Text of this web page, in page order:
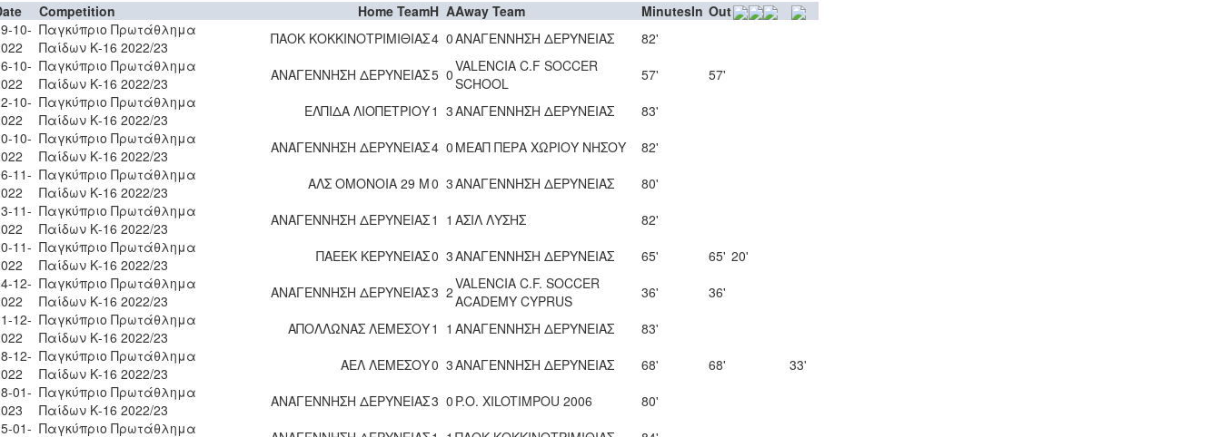
Competition Home TeamH AAway Team MinutesIn Out
10- Παγκύπριο Πρωτάθλημα
Παίδων Κ-16 2022/23
ΠΑΟΚ ΚΟΚΚΙΝΟΤΡΙΜΙΘΙΑΣ4 0ΑΝΑΓΕΝΝΗΣΗ ΔΕΡΥΝΕΙΑΣ
82'
10- Παγκύπριο Πρωτάθλημα
Παίδων Κ-16 2022/23
ΑΝΑΓΕΝΝΗΣΗ ΔΕΡΥΝΕΙΑΣ5 0VALENCIA C.F SOCCER
SCHOOL
57'
57'
10- Παγκύπριο Πρωτάθλημα
Παίδων Κ-16 2022/23
ΕΛΠΙΔΑ ΛΙΟΠΕΤΡΙΟΥ1 3ΑΝΑΓΕΝΝΗΣΗ ΔΕΡΥΝΕΙΑΣ
83'
10- Παγκύπριο Πρωτάθλημα
Παίδων Κ-16 2022/23
ΑΝΑΓΕΝΝΗΣΗ ΔΕΡΥΝΕΙΑΣ4 0 ΜΕΑΠ ΠΕΡΑ ΧΩΡΙΟΥ ΝΗΣΟΥ
82'
11- Παγκύπριο Πρωτάθλημα
Παίδων Κ-16 2022/23
ΑΛΣ ΟΜΟΝΟΙΑ 29 Μ0 3ΑΝΑΓΕΝΝΗΣΗ ΔΕΡΥΝΕΙΑΣ
80'
11- Παγκύπριο Πρωτάθλημα
Παίδων Κ-16 2022/23
ΑΝΑΓΕΝΝΗΣΗ ΔΕΡΥΝΕΙΑΣ1 1 ΑΣΙΛ ΛΥΣΗΣ
82'
11- Παγκύπριο Πρωτάθλημα
Παίδων Κ-16 2022/23
ΠΑΕΕΚ ΚΕΡΥΝΕΙΑΣ0 3ΑΝΑΓΕΝΝΗΣΗ ΔΕΡΥΝΕΙΑΣ 65' 65' 20'
12- Παγκύπριο Πρωτάθλημα
Παίδων Κ-16 2022/23
ΑΝΑΓΕΝΝΗΣΗ ΔΕΡΥΝΕΙΑΣ3 2VALENCIA C.F. SOCCER
ACADEMY CYPRUS
36'
36'
12- Παγκύπριο Πρωτάθλημα
Παίδων Κ-16 2022/23
ΑΠΟΛΛΩΝΑΣ ΛΕΜΕΣΟΥ1 1 ΑΝΑΓΕΝΝΗΣΗ ΔΕΡΥΝΕΙΑΣ
83'
12- Παγκύπριο Πρωτάθλημα
Παίδων Κ-16 2022/23
ΑΕΛ ΛΕΜΕΣΟΥ0 3ΑΝΑΓΕΝΝΗΣΗ ΔΕΡΥΝΕΙΑΣ 68' 68'
33'
01- Παγκύπριο Πρωτάθλημα
Παίδων Κ-16 2022/23
ΑΝΑΓΕΝΝΗΣΗ ΔΕΡΥΝΕΙΑΣ3 0 P.O. XILOTIMPOU 2006
80'
01- Παγκύπριο Πρωτάθλημα